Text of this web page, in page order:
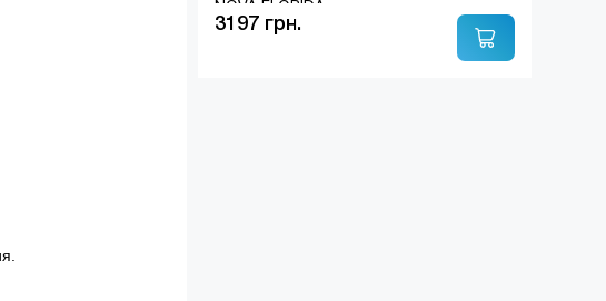
NOVA FLORIDA
3197 грн.